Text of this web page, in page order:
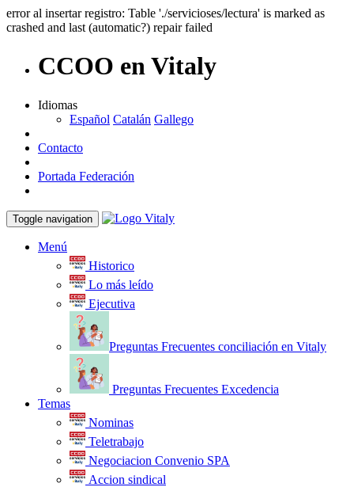
error al insertar registro: Table './servicioses/lectura' is marked as
crashed and last (automatic?) repair failed
CCOO en Vitaly
Idiomas
Español Catalán Gallego
Contacto
Portada Federación
Toggle navigation
Menú
Historico
Lo más leído
Ejecutiva
Preguntas Frecuentes conciliación en Vitaly
Preguntas Frecuentes Excedencia
Temas
Nominas
Teletrabajo
Negociacion Convenio SPA
Accion sindical